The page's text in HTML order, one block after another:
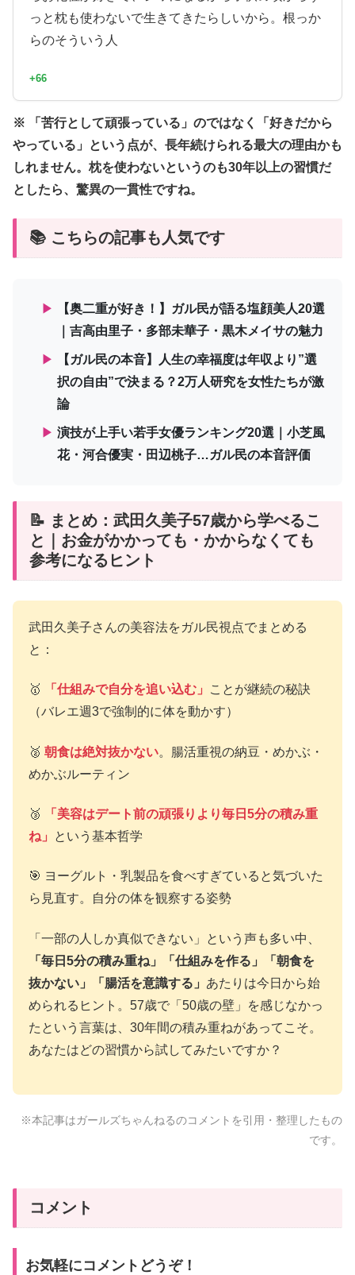
っと枕も使わないで生きてきたらしいから。根っか
らのそういう人
+66
※ 「苦行として頑張っている」のではなく「好きだから
やっている」という点が、長年続けられる最大の理由かも
しれません。枕を使わないというのも30年以上の習慣だ
としたら、驚異の一貫性ですね。
📚 こちらの記事も人気です
▶
【奥二重が好き！】ガル民が語る塩顔美人20選
｜吉高由里子・多部未華子・黒木メイサの魅力
▶
【ガル民の本音】人生の幸福度は年収より”選
択の自由”で決まる？2万人研究を女性たちが激
論
▶ 演技が上手い若手女優ランキング20選｜小芝風
花・河合優実・田辺桃子…ガル民の本音評価
📝 まとめ：武田久美子57歳から学べるこ
と｜お金がかかっても・かからなくても
参考になるヒント
武田久美子さんの美容法をガル民視点でまとめる
と：
🥇 「仕組みで自分を追い込む」
ことが継続の秘訣
（バレエ週3で強制的に体を動かす）
🥈 朝食は絶対抜かない。腸活重視の納豆・めかぶ・
めかぶルーティン
🥉
「美容はデート前の頑張りより毎日5分の積み重
ね」
という基本哲学
🎯 ヨーグルト・乳製品を食べすぎていると気づいた
ら見直す。自分の体を観察する姿勢
「一部の人しか真似できない」という声も多い中、
「毎日5分の積み重ね」「仕組みを作る」「朝食を
抜かない」「腸活を意識する」 あたりは今日から始
められるヒント。57歳で「50歳の壁」を感じなかっ
たという言葉は、30年間の積み重ねがあってこそ。
あなたはどの習慣から試してみたいですか？
※本記事はガールズちゃんねるのコメントを引用・整理したもの
です。
コメント
お気軽にコメントどうぞ！